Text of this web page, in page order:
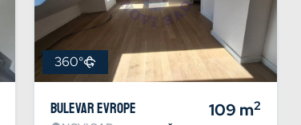
360°
Bulevar Evrope 109 m2